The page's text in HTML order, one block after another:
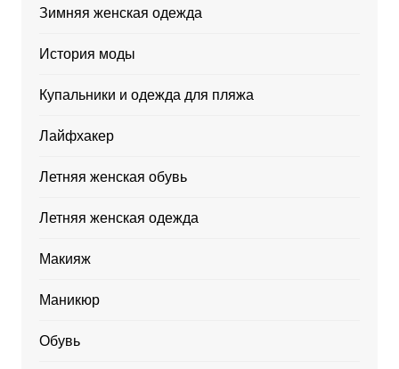
Зимняя женская одежда
История моды
Купальники и одежда для пляжа
Лайфхакер
Летняя женская обувь
Летняя женская одежда
Макияж
Маникюр
Обувь